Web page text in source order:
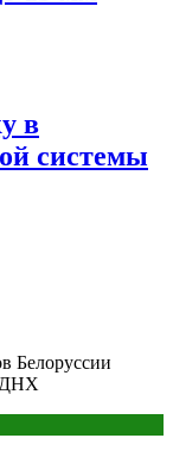
в
системы
Белоруссии